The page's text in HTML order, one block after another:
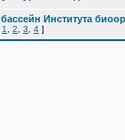
Института
1 2 3 4 ]